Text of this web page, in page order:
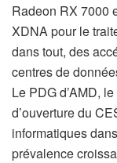
Radeon RX 7000
XDNA pour le
dans tout, des
centres de
Le PDG d’AMD,
d’ouverture du
informatiques
prévalence